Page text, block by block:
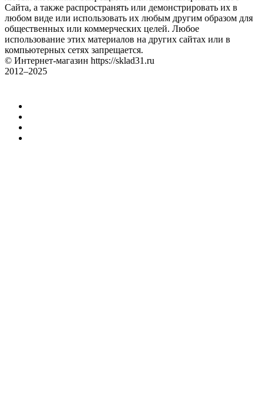
Сайта, а также распространять или демонстрировать их в
любом виде или использовать их любым другим образом для
общественных или коммерческих целей. Любое
использование этих материалов на других сайтах или в
компьютерных сетях запрещается.
© Интернет-магазин https://sklad31.ru
2012–2025